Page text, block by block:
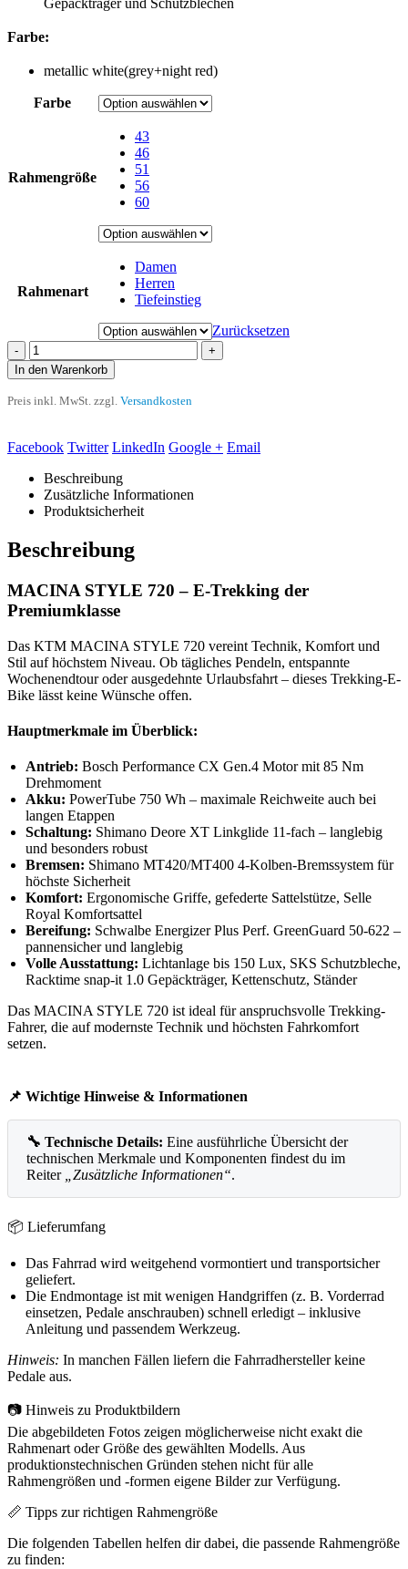
Gepäckträger und Schutzblechen
Farbe:
metallic white(grey+night red)
Farbe
Rahmengröße
43
46
51
56
60
Rahmenart
Damen
Herren
Tiefeinstieg
Zurücksetzen
-
+
In den Warenkorb
Preis inkl. MwSt. zzgl. Versandkosten
Facebook Twitter LinkedIn Google + Email
Beschreibung
Zusätzliche Informationen
Produktsicherheit
Beschreibung
MACINA STYLE 720 – E-Trekking der
Premiumklasse
Das KTM MACINA STYLE 720 vereint Technik, Komfort und
Stil auf höchstem Niveau. Ob tägliches Pendeln, entspannte
Wochenendtour oder ausgedehnte Urlaubsfahrt – dieses Trekking-E-
Bike lässt keine Wünsche offen.
Hauptmerkmale im Überblick:
Antrieb: Bosch Performance CX Gen.4 Motor mit 85 Nm
Drehmoment
Akku: PowerTube 750 Wh – maximale Reichweite auch bei
langen Etappen
Schaltung: Shimano Deore XT Linkglide 11-fach – langlebig
und besonders robust
Bremsen: Shimano MT420/MT400 4-Kolben-Bremssystem für
höchste Sicherheit
Komfort: Ergonomische Griffe, gefederte Sattelstütze, Selle
Royal Komfortsattel
Bereifung: Schwalbe Energizer Plus Perf. GreenGuard 50-622 –
pannensicher und langlebig
Volle Ausstattung: Lichtanlage bis 150 Lux, SKS Schutzbleche,
Racktime snap-it 1.0 Gepäckträger, Kettenschutz, Ständer
Das MACINA STYLE 720 ist ideal für anspruchsvolle Trekking-
Fahrer, die auf modernste Technik und höchsten Fahrkomfort
setzen.
📌 Wichtige Hinweise & Informationen
🔧 Technische Details: Eine ausführliche Übersicht der
technischen Merkmale und Komponenten findest du im
Reiter
„Zusätzliche Informationen“.
📦 Lieferumfang
Das Fahrrad wird weitgehend vormontiert und transportsicher
geliefert.
Die Endmontage ist mit wenigen Handgriffen (z. B. Vorderrad
einsetzen, Pedale anschrauben) schnell erledigt – inklusive
Anleitung und passendem Werkzeug.
Hinweis: In manchen Fällen liefern die Fahrradhersteller keine
Pedale aus.
📷 Hinweis zu Produktbildern
Die abgebildeten Fotos zeigen möglicherweise nicht exakt die
Rahmenart oder Größe des gewählten Modells. Aus
produktionstechnischen Gründen stehen nicht für alle
Rahmengrößen und -formen eigene Bilder zur Verfügung.
📏 Tipps zur richtigen Rahmengröße
Die folgenden Tabellen helfen dir dabei, die passende Rahmengröße
zu finden: